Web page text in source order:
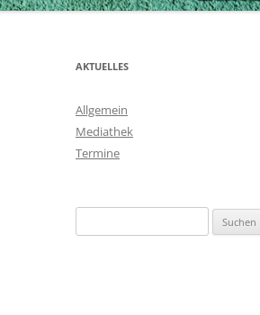
AKTUELLES
Allgemein
Mediathek
Termine
nach: